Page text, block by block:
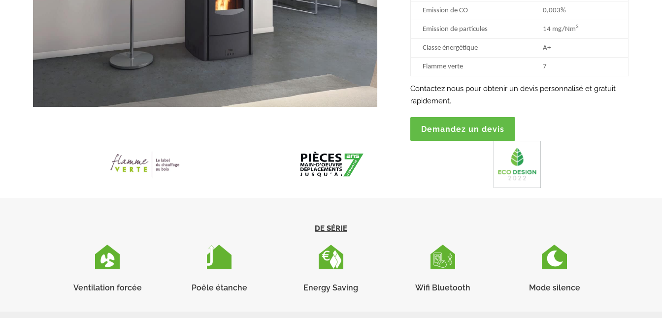
Emission de CO 0,003%
Emission de particules 14 mg/Nm3
Classe énergétique A+
Flamme verte 7
Contactez nous pour obtenir un devis personnalisé et gratuit
rapidement.
Demandez un devis
DE SÉRIE
Ventilation forcée Poêle étanche Energy Saving Wifi Bluetooth Mode silence